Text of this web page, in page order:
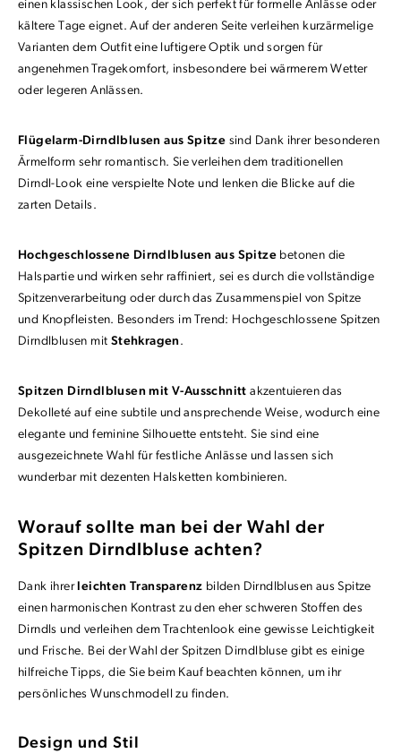
einen klassischen Look, der sich perfekt für formelle Anlässe oder
kältere Tage eignet. Auf der anderen Seite verleihen kurzärmelige
Varianten dem Outfit eine luftigere Optik und sorgen für
angenehmen Tragekomfort, insbesondere bei wärmerem Wetter
oder legeren Anlässen.
Flügelarm-Dirndlblusen aus Spitze sind Dank ihrer besonderen
Ärmelform sehr romantisch. Sie verleihen dem traditionellen
Dirndl-Look eine verspielte Note und lenken die Blicke auf die
zarten Details.
Hochgeschlossene Dirndlblusen aus Spitze betonen die
Halspartie und wirken sehr raffiniert, sei es durch die vollständige
Spitzenverarbeitung oder durch das Zusammenspiel von Spitze
und Knopfleisten. Besonders im Trend: Hochgeschlossene Spitzen
Dirndlblusen mit Stehkragen.
Spitzen Dirndlblusen mit V-Ausschnitt akzentuieren das
Dekolleté auf eine subtile und ansprechende Weise, wodurch eine
elegante und feminine Silhouette entsteht. Sie sind eine
ausgezeichnete Wahl für festliche Anlässe und lassen sich
wunderbar mit dezenten Halsketten kombinieren.
Worauf sollte man bei der Wahl der
Spitzen Dirndlbluse achten?
Dank ihrerleichten Transparenz bilden Dirndlblusen aus Spitze
einen harmonischen Kontrast zu den eher schweren Stoffen des
Dirndls und verleihen dem Trachtenlook eine gewisse Leichtigkeit
und Frische. Bei der Wahl der Spitzen Dirndlbluse gibt es einige
hilfreiche Tipps, die Sie beim Kauf beachten können, um ihr
persönliches Wunschmodell zu finden.
Design und Stil